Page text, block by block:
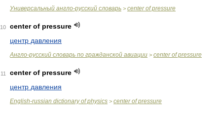
Универсальный англо-русский словарь > center of pressure
10
center of pressure
центр давления
Англо-русский словарь по гражданской авиации > center of pressure
11
center of pressure
центр давления
English-russian dictionary of physics > center of pressure